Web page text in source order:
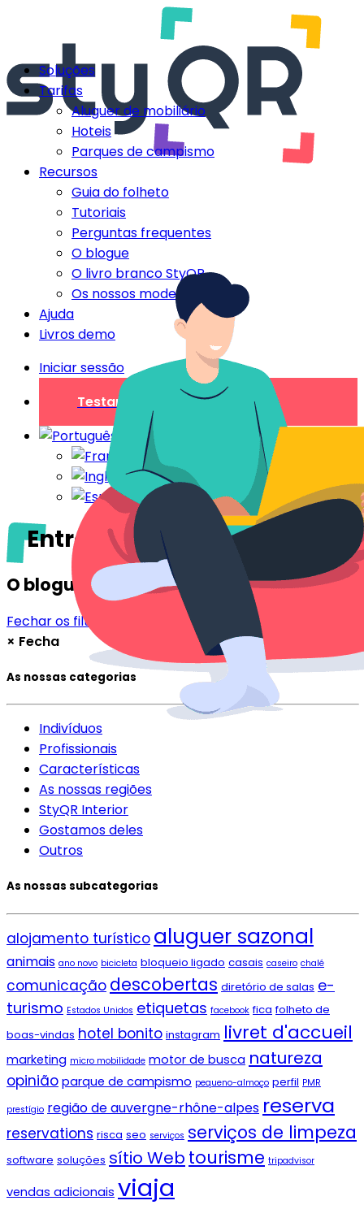
Soluções
Tarifas
Aluguer de mobiliário
Hoteis
Parques de campismo
Recursos
Guia do folheto
Tutoriais
Perguntas frequentes
O blogue
O livro branco StyQR
Os nossos modelos StyQR
Ajuda
Livros demo
Iniciar sessão
Testar gratuitamente
Entrega as chaves
O blogue
Fechar os filtros
× Fecha
As nossas categorias
Indivíduos
Profissionais
Características
As nossas regiões
StyQR Interior
Gostamos deles
Outros
As nossas subcategorias
alojamento turístico aluguer sazonal
animais ano novo bicicleta bloqueio ligado casais caseiro chalé
comunicação descobertas diretório de salas e-
turismo Estados Unidos etiquetas facebook fica folheto de
boas-vindas hotel bonito instagram livret d'accueil
marketing micro mobilidade motor de busca natureza
opinião parque de campismo pequeno-almoço perfil PMR
prestígio região de auvergne-rhône-alpes reserva
reservations risca seo serviços serviços de limpeza
software soluções sítio Web tourisme tripadvisor
vendas adicionais viaja